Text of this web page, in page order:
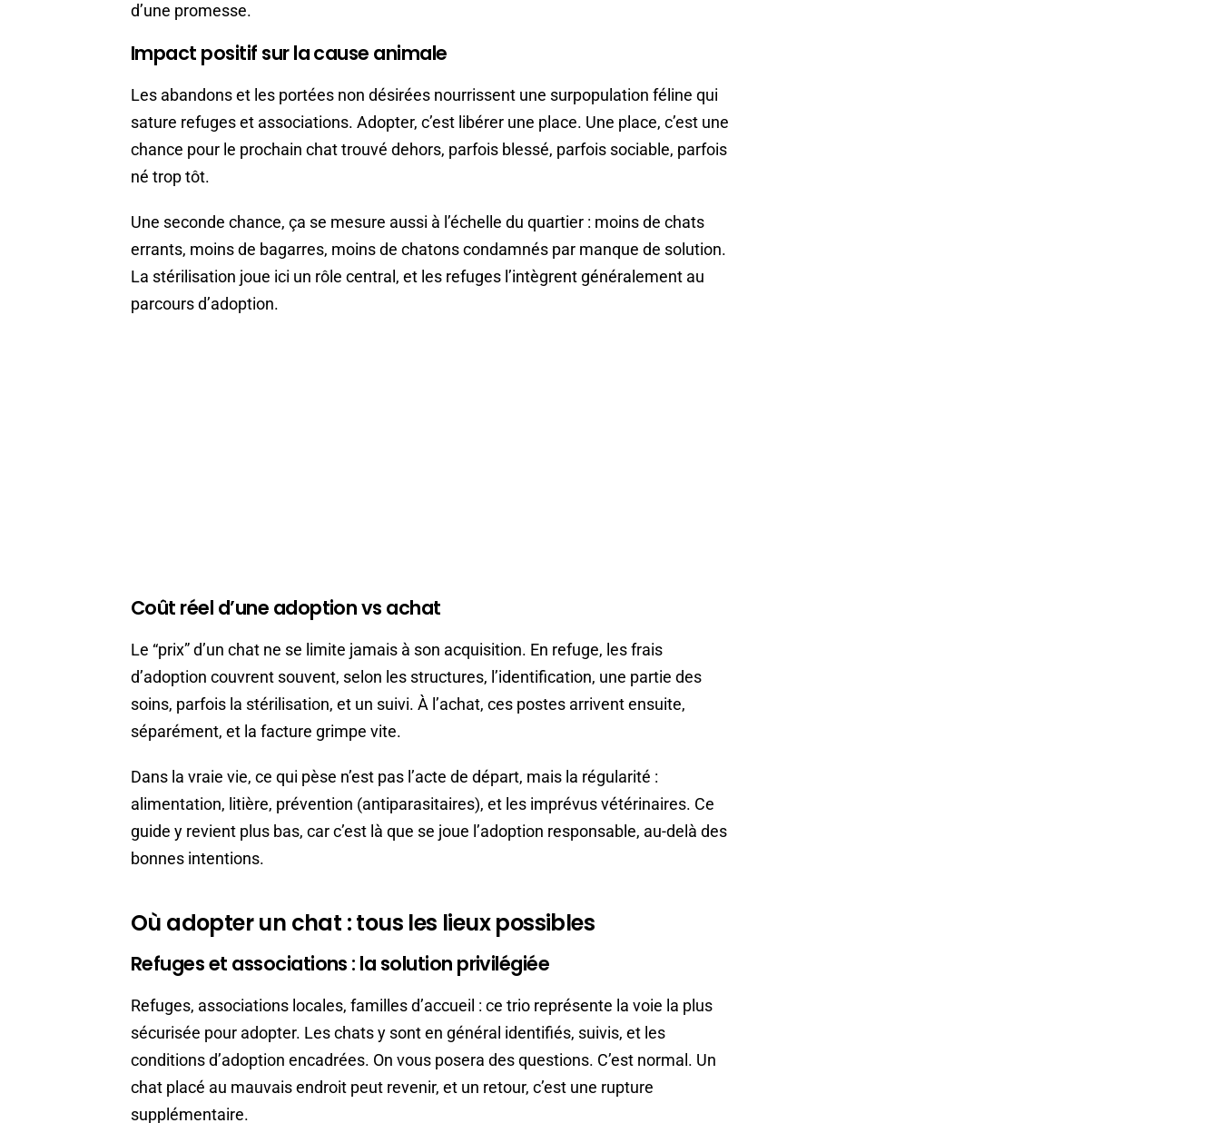
d’une promesse.
Impact positif sur la cause animale
Les abandons et les portées non désirées nourrissent une surpopulation féline qui
sature refuges et associations. Adopter, c’est libérer une place. Une place, c’est une
chance pour le prochain chat trouvé dehors, parfois blessé, parfois sociable, parfois
né trop tôt.
Une seconde chance, ça se mesure aussi à l’échelle du quartier : moins de chats
errants, moins de bagarres, moins de chatons condamnés par manque de solution.
La stérilisation joue ici un rôle central, et les refuges l’intègrent généralement au
parcours d’adoption.
Coût réel d’une adoption vs achat
Le “prix” d’un chat ne se limite jamais à son acquisition. En refuge, les frais
d’adoption couvrent souvent, selon les structures, l’identification, une partie des
soins, parfois la stérilisation, et un suivi. À l’achat, ces postes arrivent ensuite,
séparément, et la facture grimpe vite.
Dans la vraie vie, ce qui pèse n’est pas l’acte de départ, mais la régularité :
alimentation, litière, prévention (antiparasitaires), et les imprévus vétérinaires. Ce
guide y revient plus bas, car c’est là que se joue l’adoption responsable, au-delà des
bonnes intentions.
Où adopter un chat : tous les lieux possibles
Refuges et associations : la solution privilégiée
Refuges, associations locales, familles d’accueil : ce trio représente la voie la plus
sécurisée pour adopter. Les chats y sont en général identifiés, suivis, et les
conditions d’adoption encadrées. On vous posera des questions. C’est normal. Un
chat placé au mauvais endroit peut revenir, et un retour, c’est une rupture
supplémentaire.